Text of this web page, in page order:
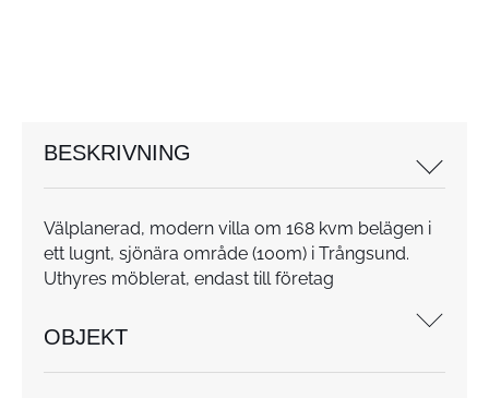
BESKRIVNING
Välplanerad, modern villa om 168 kvm belägen i
ett lugnt, sjönära område (100m) i Trångsund.
Uthyres möblerat, endast till företag
OBJEKT